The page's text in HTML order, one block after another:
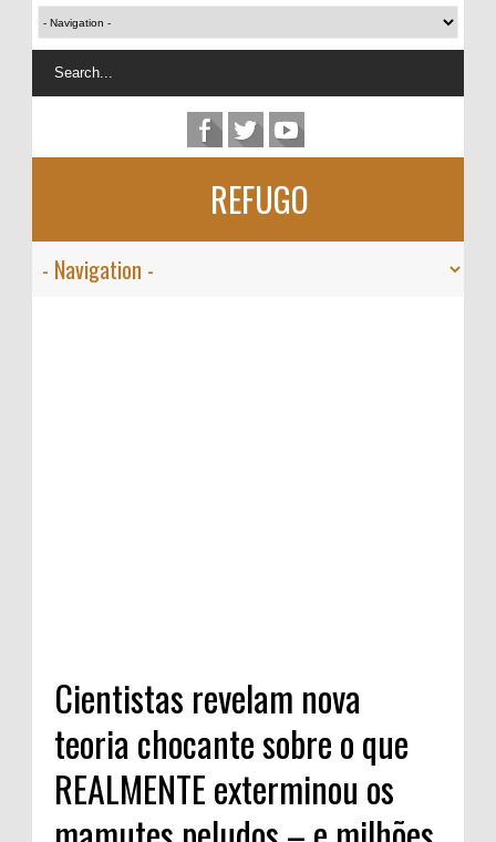
REFUGO
Cientistas revelam nova
teoria chocante sobre o que
REALMENTE exterminou os